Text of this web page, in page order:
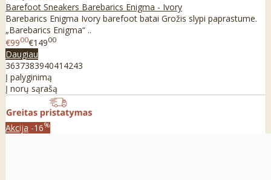
Barefoot Sneakers Barebarics Enigma - Ivory
Barebarics Enigma Ivory barefoot batai Grožis slypi paprastume.
„Barebarics Enigma“ ..
€9900€14900
Daugiau
363738394041 4243
Į palyginimą
Į norų sąrašą
Akcija -16%